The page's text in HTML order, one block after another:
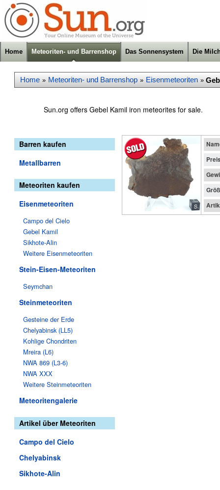
Home Meteoriten- und Barrenshop Das Sonnensystem Die
Home » Meteoriten- und Barrenshop » Eisenmeteoriten »
Sun.org offers Gebel Kamil iron meteorites for sale.
Barren kaufen
Metallbarren
Meteoriten kaufen
Eisenmeteoriten
Campo del Cielo
Gebel Kamil
Sikhote-Alin
Weitere Eisenmeteoriten
Stein-Eisen-Meteoriten
Seymchan
Steinmeteoriten
Gesteine der Erde
Chelyabinsk (LL5)
Kohlige Chondriten
Mreira (L6)
NWA 869 (L3-6)
NWA XXX
Weitere Steinmeteoriten
Meteoritengalerie
Artikel über Meteoriten
Campo del Cielo
Chelyabinsk
Sikhote-Alin